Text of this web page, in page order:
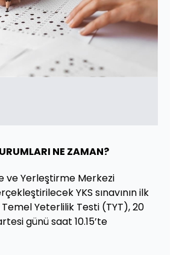
NE ZAMAN?
ve Yerleştirme Merkezi
YKS sınavının ilk
Yeterlilik Testi (TYT), 20
günü saat 10.15’te